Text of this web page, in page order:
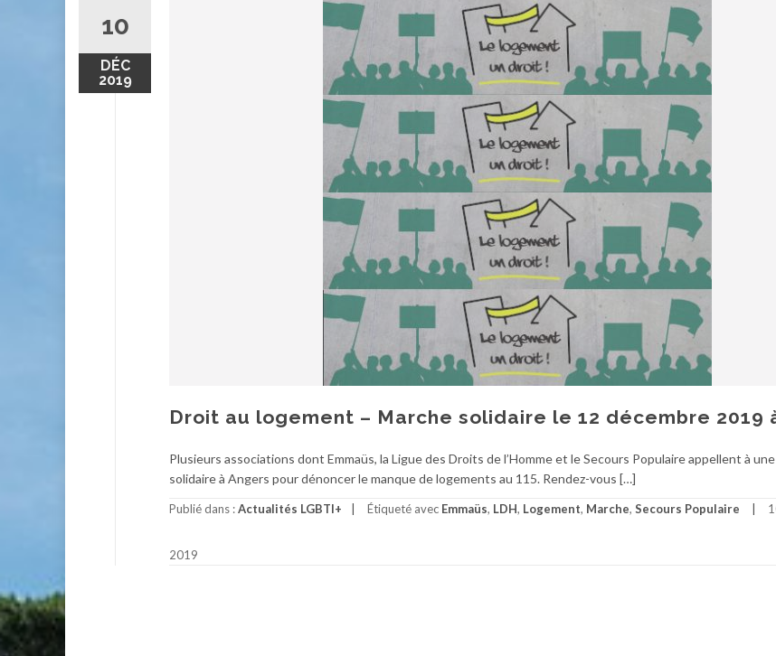
10
DÉC
2019
Droit au logement – Marche solidaire le 12 décembre 2019
Plusieurs associations dont Emmaüs, la Ligue des Droits de l’Homme et le Secours Populaire appellent à
solidaire à Angers pour dénoncer le manque de logements au 115. Rendez-vous […]
Publié dans :Actualités LGBTI+ Étiqueté avec Emmaüs, LDH, Logement, Marche, Secours Populaire
2019